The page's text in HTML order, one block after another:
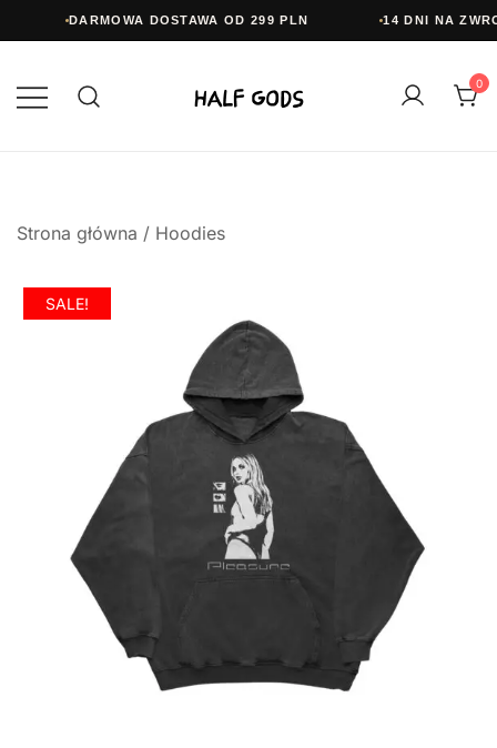
DARMOWA DOSTAWA OD 299 PLN 14 DNI NA
do
treści
0
Strona główna / Hoodies
SALE!